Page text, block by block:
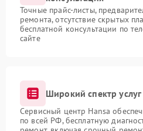
Точные прайс-листы,
ремонта, отсутствие скрытых
бесплатной консультации по
сайте
Широкий спектр услуг
Сервисный центр Hansa
по всей РФ, бесплатную